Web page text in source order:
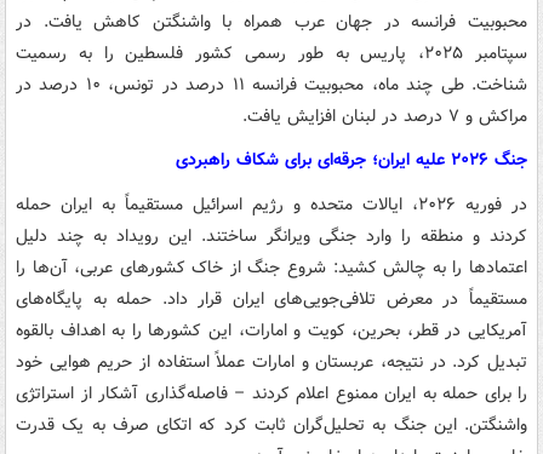
محبوبیت فرانسه در جهان عرب همراه با واشنگتن کاهش یافت. در
سپتامبر ۲۰۲۵، پاریس به طور رسمی کشور فلسطین را به رسمیت
شناخت. طی چند ماه، محبوبیت فرانسه ۱۱ درصد در تونس، ۱۰ درصد در
مراکش و ۷ درصد در لبنان افزایش یافت.
جنگ ۲۰۲۶ علیه ایران؛ جرقه‌ای برای شکاف راهبردی
در فوریه ۲۰۲۶، ایالات متحده و رژیم اسرائیل مستقیماً به ایران حمله
کردند و منطقه را وارد جنگی ویرانگر ساختند. این رویداد به چند دلیل
اعتمادها را به چالش کشید: شروع جنگ از خاک کشورهای عربی، آن‌ها را
مستقیماً در معرض تلافی‌جویی‌های ایران قرار داد. حمله به پایگاه‌های
آمریکایی در قطر، بحرین، کویت و امارات، این کشورها را به اهداف بالقوه
تبدیل کرد. در نتیجه، عربستان و امارات عملاً استفاده از حریم هوایی خود
را برای حمله به ایران ممنوع اعلام کردند – فاصله‌گذاری آشکار از استراتژی
واشنگتن. این جنگ به تحلیل‌گران ثابت کرد که اتکای صرف به یک قدرت